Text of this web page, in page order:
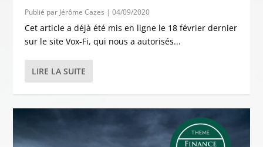
Publié par Jérôme Cazes |04/09/2020
Cet article a déjà été mis en ligne le 18 février dernier
sur le site Vox-Fi, qui nous a autorisés...
LIRE LA SUITE